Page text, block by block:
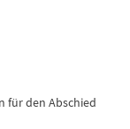
für den Abschied